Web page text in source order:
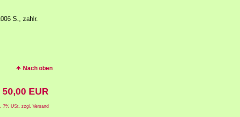
S., zahlr.
Nach oben
50,00 EUR
7% USt. zzgl. Versand